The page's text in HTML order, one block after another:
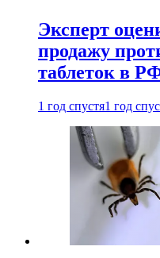
Эксперт
продажу
таблеток в
1 год спустя1 год